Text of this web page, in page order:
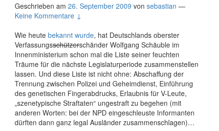
Geschrieben am 26. September 2009 von sebastian —
Keine Kommentare ↓
Wie heute bekannt wurde, hat Deutschlands oberster
Verfassungsschützerschänder Wolfgang Schäuble im
Innenministerium schon mal die Liste seiner feuchten
Träume für die nächste Legislaturperiode zusammenstellen
lassen. Und diese Liste ist nicht ohne: Abschaffung der
Trennung zwischen Polizei und Geheimdienst, Einführung
des genetischen Fingerabdrucks, Erlaubnis für V-Leute,
„szenetypische Straftaten“ ungestraft zu begehen (mit
anderen Worten: bei der NPD eingeschleuste Informanten
dürften dann ganz legal Ausländer zusammenschlagen)…